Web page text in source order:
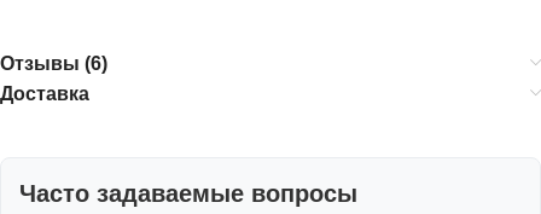
Отзывы (6)
Доставка
Часто задаваемые вопросы